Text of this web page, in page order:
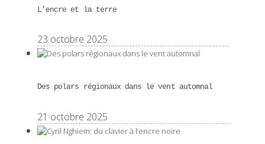
L’encre et la terre
23 octobre 2025
Des polars régionaux dans le vent automnal
21 octobre 2025